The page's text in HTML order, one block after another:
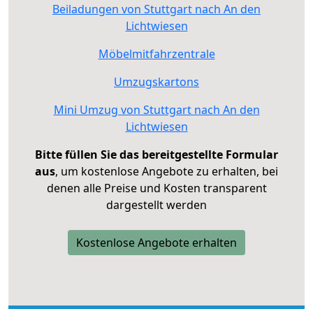
Beiladungen von Stuttgart nach An den
Lichtwiesen
Möbelmitfahrzentrale
Umzugskartons
Mini Umzug von Stuttgart nach An den
Lichtwiesen
Bitte füllen Sie das bereitgestellte Formular
aus, um kostenlose Angebote zu erhalten, bei
denen alle Preise und Kosten transparent
dargestellt werden
Kostenlose Angebote erhalten